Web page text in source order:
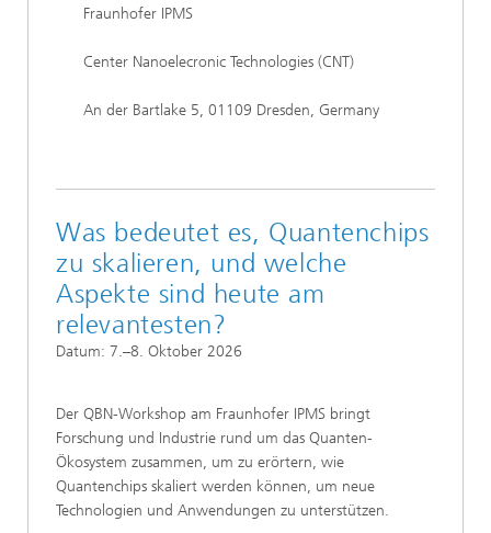
Fraunhofer IPMS
Center Nanoelecronic Technologies (CNT)
An der Bartlake 5, 01109 Dresden, Germany
Was bedeutet es, Quantenchips
zu skalieren, und welche
Aspekte sind heute am
relevantesten?
Datum: 7.–8. Oktober 2026
Der QBN-Workshop am Fraunhofer IPMS bringt
Forschung und Industrie rund um das Quanten-
Ökosystem zusammen, um zu erörtern, wie
Quantenchips skaliert werden können, um neue
Technologien und Anwendungen zu unterstützen.